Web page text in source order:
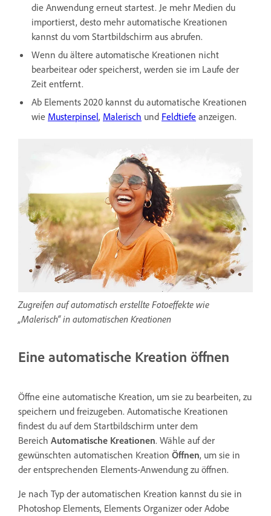
die Anwendung erneut startest. Je mehr Medien du
importierst, desto mehr automatische Kreationen
kannst du vom Startbildschirm aus abrufen.
Wenn du ältere automatische Kreationen nicht
bearbeitear oder speicherst, werden sie im Laufe der
Zeit entfernt.
Ab Elements 2020 kannst du automatische Kreationen
wie Musterpinsel, Malerisch und Feldtiefe anzeigen.
Zugreifen auf automatisch erstellte Fotoeffekte wie
„Malerisch“ in automatischen Kreationen
Eine automatische Kreation öffnen
Öffne eine automatische Kreation, um sie zu bearbeiten, zu
speichern und freizugeben. Automatische Kreationen
findest du auf dem Startbildschirm unter dem
Bereich Automatische Kreationen. Wähle auf der
gewünschten automatischen Kreation Öffnen, um sie in
der entsprechenden Elements-Anwendung zu öffnen.
Je nach Typ der automatischen Kreation kannst du sie in
Photoshop Elements, Elements Organizer oder Adobe